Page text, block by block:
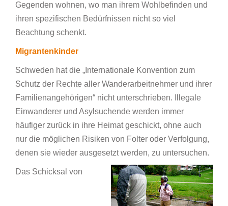
Gegenden wohnen, wo man ihrem Wohlbefinden und
ihren spezifischen Bedürfnissen nicht so viel
Beachtung schenkt.
Migrantenkinder
Schweden hat die „Internationale Konvention zum
Schutz der Rechte aller Wanderarbeitnehmer und ihrer
Familienangehörigen“ nicht unterschrieben. Illegale
Einwanderer und Asylsuchende werden immer
häufiger zurück in ihre Heimat geschickt, ohne auch
nur die möglichen Risiken von Folter oder Verfolgung,
denen sie wieder ausgesetzt werden, zu untersuchen.
Das Schicksal von